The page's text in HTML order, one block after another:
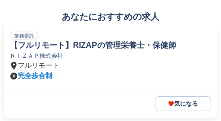
あなたにおすすめの求人
業務委託
【フルリモート】RIZAPの管理栄養士・保健師
ＲＩＺＡＰ株式会社
フルリモート
完全歩合制
気になる